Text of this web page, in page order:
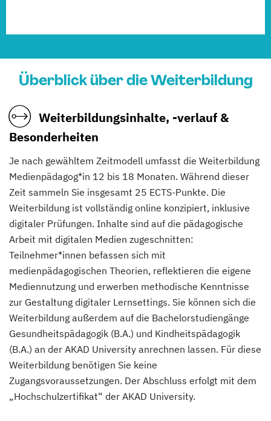
Überblick über die Weiterbildung
Weiterbildungsinhalte, -verlauf &
Besonderheiten
Je nach gewähltem Zeitmodell umfasst die Weiterbildung
Medienpädagog*in 12 bis 18 Monaten. Während dieser
Zeit sammeln Sie insgesamt 25 ECTS-Punkte. Die
Weiterbildung ist vollständig online konzipiert, inklusive
digitaler Prüfungen. Inhalte sind auf die pädagogische
Arbeit mit digitalen Medien zugeschnitten:
Teilnehmer*innen befassen sich mit
medienpädagogischen Theorien, reflektieren die eigene
Mediennutzung und erwerben methodische Kenntnisse
zur Gestaltung digitaler Lernsettings. Sie können sich die
Weiterbildung außerdem auf die Bachelorstudiengänge
Gesundheitspädagogik (B.A.) und Kindheitspädagogik
(B.A.) an der AKAD University anrechnen lassen. Für diese
Weiterbildung benötigen Sie keine
Zugangsvoraussetzungen. Der Abschluss erfolgt mit dem
„Hochschulzertifikat“ der AKAD University.